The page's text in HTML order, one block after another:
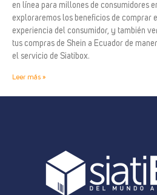
en línea para millones de consumidores
exploraremos los beneficios de comprar
experiencia del consumidor, y también
tus compras de Shein a Ecuador de
el servicio de Siatibox.
Leer más »